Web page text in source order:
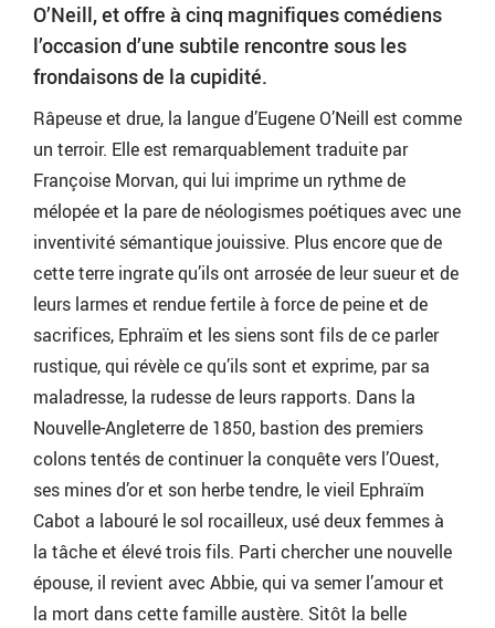
O’Neill, et offre à cinq magnifiques comédiens
l’occasion d’une subtile rencontre sous les
frondaisons de la cupidité.
Râpeuse et drue, la langue d’Eugene O’Neill est comme
un terroir. Elle est remarquablement traduite par
Françoise Morvan, qui lui imprime un rythme de
mélopée et la pare de néologismes poétiques avec une
inventivité sémantique jouissive. Plus encore que de
cette terre ingrate qu’ils ont arrosée de leur sueur et de
leurs larmes et rendue fertile à force de peine et de
sacrifices, Ephraïm et les siens sont fils de ce parler
rustique, qui révèle ce qu’ils sont et exprime, par sa
maladresse, la rudesse de leurs rapports. Dans la
Nouvelle-Angleterre de 1850, bastion des premiers
colons tentés de continuer la conquête vers l’Ouest,
ses mines d’or et son herbe tendre, le vieil Ephraïm
Cabot a labouré le sol rocailleux, usé deux femmes à
la tâche et élevé trois fils. Parti chercher une nouvelle
épouse, il revient avec Abbie, qui va semer l’amour et
la mort dans cette famille austère. Sitôt la belle